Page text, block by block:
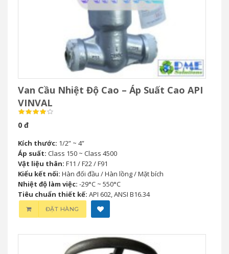
Van Cầu Nhiệt Độ Cao – Áp Suất Cao API
VINVAL
0 đ
Kích thước: 1/2” ~ 4”
Áp suất: Class 150 ~ Class 4500
Vật liệu thân: F11 / F22 / F91
Kiểu kết nối: Hàn đối đầu / Hàn lồng / Mặt bích
Nhiệt độ làm việc: -29°C ~ 550°C
Tiêu chuẩn thiết kế: API 602, ANSI B16.34
ĐẶT HÀNG